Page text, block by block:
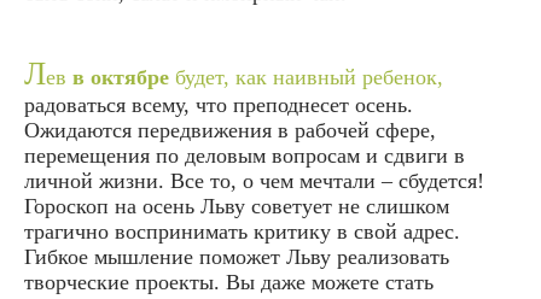
Лев в октябре будет, как наивный ребенок,
радоваться всему, что преподнесет осень.
Ожидаются передвижения в рабочей сфере,
перемещения по деловым вопросам и сдвиги в
личной жизни. Все то, о чем мечтали – сбудется!
Гороскоп на осень Льву советует не слишком
трагично воспринимать критику в свой адрес.
Гибкое мышление поможет Льву реализовать
творческие проекты. Вы даже можете стать